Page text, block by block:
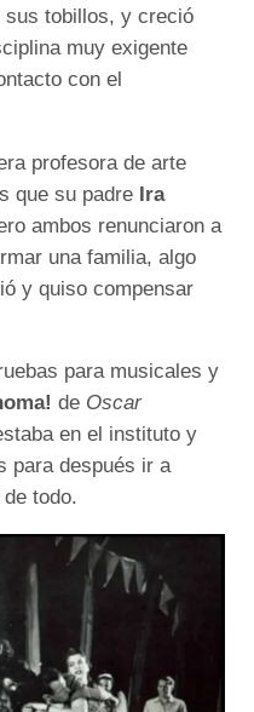
sus tobillos, y creció
muy exigente
con el
profesora de arte
que su padre Ira
ambos renunciaron a
una familia, algo
y quiso compensar
para musicales y
de Oscar
en el instituto y
para después ir a
todo.